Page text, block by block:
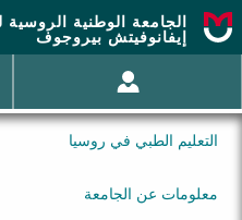
الجامعة الوطنية
التعليم الطبي في روسيا
معلومات عن الجامعة